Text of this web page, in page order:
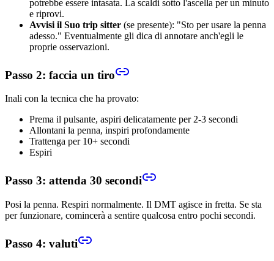
potrebbe essere intasata. La scaldi sotto l'ascella per un minuto
e riprovi.
Avvisi il Suo trip sitter (se presente): "Sto per usare la penna
adesso." Eventualmente gli dica di annotare anch'egli le
proprie osservazioni.
Passo 2: faccia un tiro
Inali con la tecnica che ha provato:
Prema il pulsante, aspiri delicatamente per 2-3 secondi
Allontani la penna, inspiri profondamente
Trattenga per 10+ secondi
Espiri
Passo 3: attenda 30 secondi
Posi la penna. Respiri normalmente. Il DMT agisce in fretta. Se sta
per funzionare, comincerà a sentire qualcosa entro pochi secondi.
Passo 4: valuti